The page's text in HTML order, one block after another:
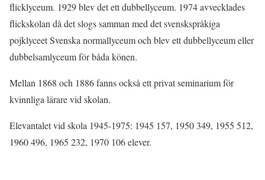
flicklyceum. 1929 blev det ett dubbellyceum. 1974 avvecklades
flickskolan då det slogs samman med det svenskspråkiga
pojklyceet Svenska normallyceum och blev ett dubbellyceum eller
dubbelsamlyceum för båda könen.
Mellan 1868 och 1886 fanns också ett privat seminarium för
kvinnliga lärare vid skolan.
Elevantalet vid skola 1945-1975: 1945 157, 1950 349, 1955 512,
1960 496, 1965 232, 1970 106 elever.